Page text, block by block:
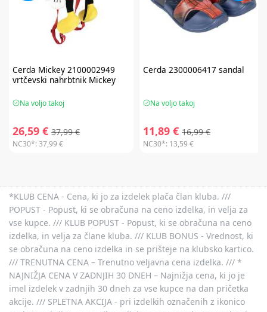
Cerda Mickey 2100002949
vrtčevski nahrbtnik Mickey
Na voljo takoj
26,59 € 37,99 €
NC30*:37,99 €
Cerda 2300006417 sandal
Na voljo takoj
11,89 € 16,99 €
NC30*: 13,59 €
*KLUB CENA - Cena, ki jo za izdelek plača član kluba. ///
POPUST - Popust, ki se obračuna na ceno izdelka, in velja za
vse kupce. /// KLUB POPUST - Popust, ki se obračuna na ceno
izdelka, in velja za člane kluba. /// KLUB BONUS - Vrednost, ki
se obračuna na ceno izdelka in se prišteje na klubsko kartico.
/// TRENUTNA CENA – Trenutno veljavna cena izdelka. /// *
NAJNIŽJA CENA V ZADNJIH 30 DNEH – Najnižja cena, ki jo je
imel izdelek v zadnjih 30 dneh za vse kupce na dan pričetka
akcije. /// SPLETNA AKCIJA - pri izdelkih označenih z ikonico